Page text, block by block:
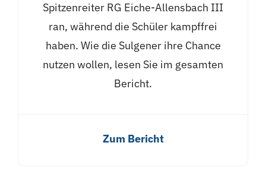
Spitzenreiter RG Eiche-Allensbach III
ran, während die Schüler kampffrei
haben. Wie die Sulgener ihre Chance
nutzen wollen, lesen Sie im gesamten
Bericht.
Zum Bericht